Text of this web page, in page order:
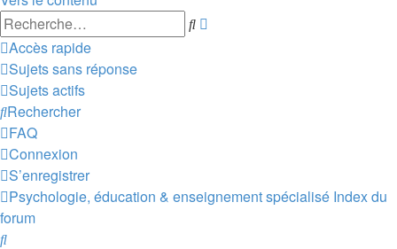
Rechercher
Accès rapide
Sujets sans réponse
Sujets actifs
Rechercher
FAQ
Connexion
S’enregistrer
Psychologie, éducation & enseignement spécialisé Index du
forum
Rechercher